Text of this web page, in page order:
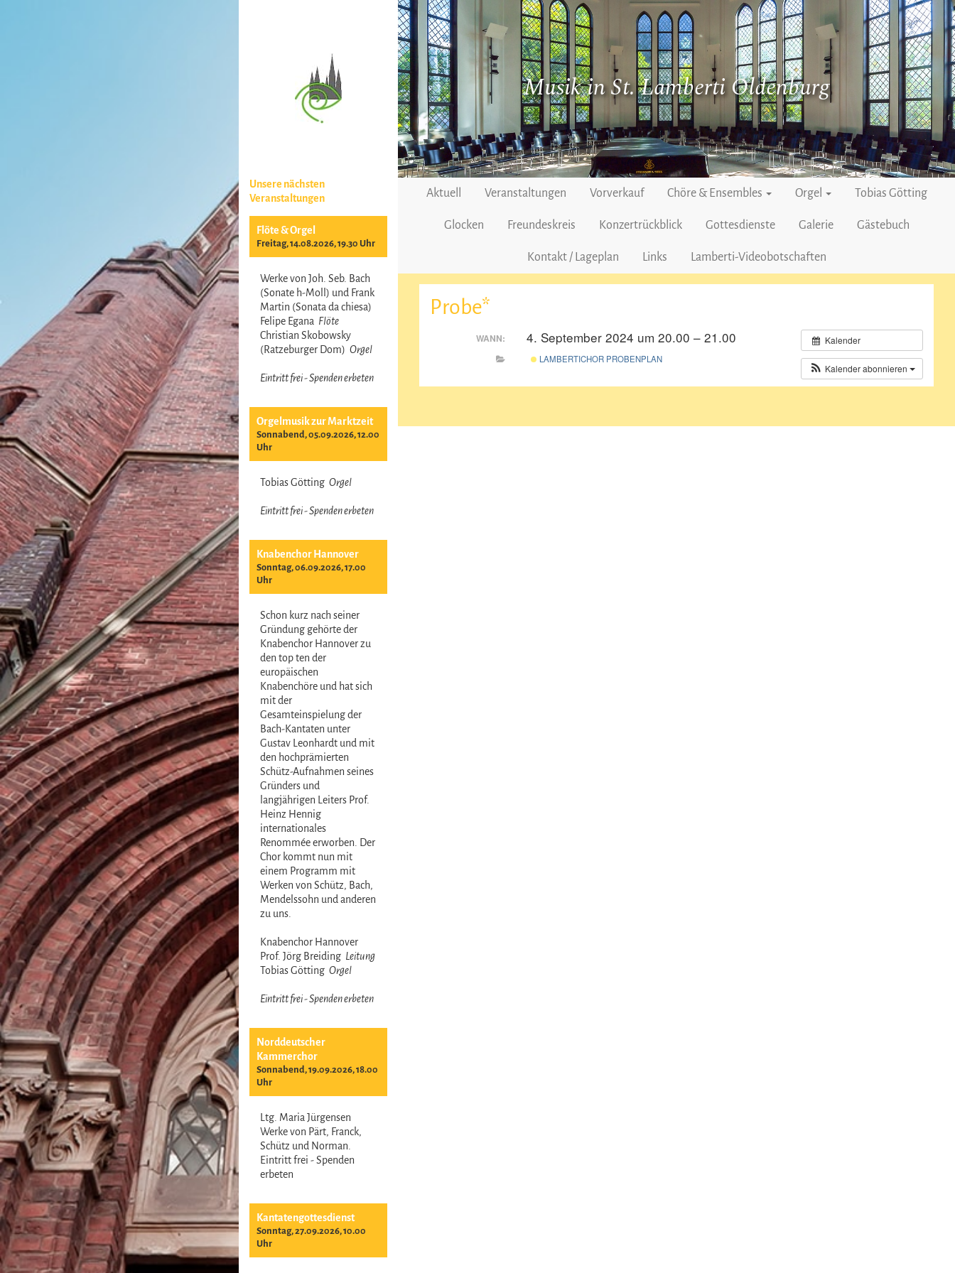
Unsere nächsten
Veranstaltungen
Flöte & Orgel
Freitag, 14.08.2026, 19.30 Uhr
Werke von Joh. Seb. Bach
(Sonate h-Moll) und Frank
Martin (Sonata da chiesa)
Felipe Egana Flöte
Christian Skobowsky
(Ratzeburger Dom) Orgel
Eintritt frei - Spenden erbeten
Orgelmusik zur Marktzeit
Sonnabend, 05.09.2026, 12.00
Uhr
Tobias Götting Orgel
Eintritt frei - Spenden erbeten
Knabenchor Hannover
Sonntag, 06.09.2026, 17.00
Uhr
Schon kurz nach seiner
Gründung gehörte der
Knabenchor Hannover zu
den top ten der
europäischen
Knabenchöre und hat sich
mit der
Gesamteinspielung der
Bach-Kantaten unter
Gustav Leonhardt und mit
den hochprämierten
Schütz-Aufnahmen seines
Gründers und
langjährigen Leiters Prof.
Heinz Hennig
internationales
Renommée erworben. Der
Chor kommt nun mit
einem Programm mit
Werken von Schütz, Bach,
Mendelssohn und anderen
zu uns.
Knabenchor Hannover
Prof. Jörg Breiding Leitung
Tobias Götting Orgel
Eintritt frei - Spenden erbeten
Norddeutscher
Kammerchor
Sonnabend, 19.09.2026, 18.00
Uhr
Ltg. Maria Jürgensen
Werke von Pärt, Franck,
Schütz und Norman.
Eintritt frei - Spenden
erbeten
Kantatengottesdienst
Sonntag, 27.09.2026, 10.00
Uhr
Musik in St. Lamberti Oldenburg
Aktuell Veranstaltungen Vorverkauf Chöre & Ensembles Orgel Tobias Götting
Glocken Freundeskreis Konzertrückblick Gottesdienste Galerie Gästebuch
Kontakt / Lageplan Links Lamberti-Videobotschaften
Probe*
Kalender
Kalender abonnieren
WANN: 4. September 2024 um 20.00 – 21.00
LAMBERTICHOR PROBENPLAN